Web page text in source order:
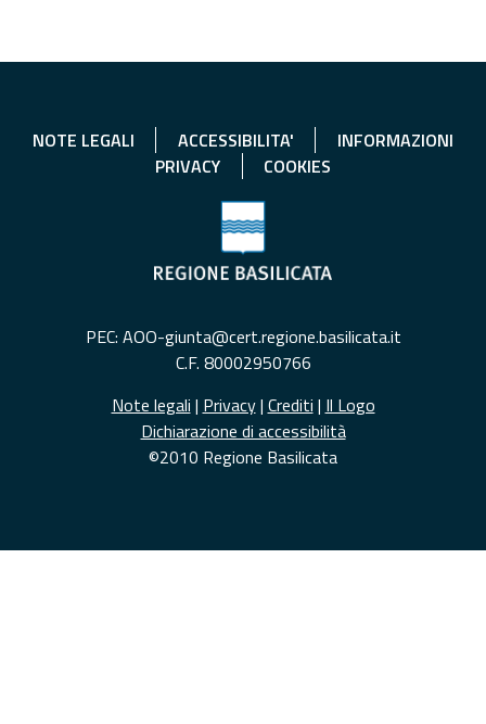
NOTE LEGALI ACCESSIBILITA'
INFORMAZIONI
PRIVACY
COOKIES
PEC: AOO-giunta@cert.regione.basilicata.it
C.F. 80002950766
Note legali | Privacy| Crediti | Il Logo
Dichiarazione di accessibilità
©2010 Regione Basilicata